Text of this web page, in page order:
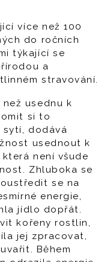
více než 100
do ročních
týkající se
a
stravování.
usednu k
si to
sytí, dodává
usednout k
není všude
Zhluboka se
se na
energie,
jídlo dopřát.
kořeny rostlin,
jej zpracovat,
Během